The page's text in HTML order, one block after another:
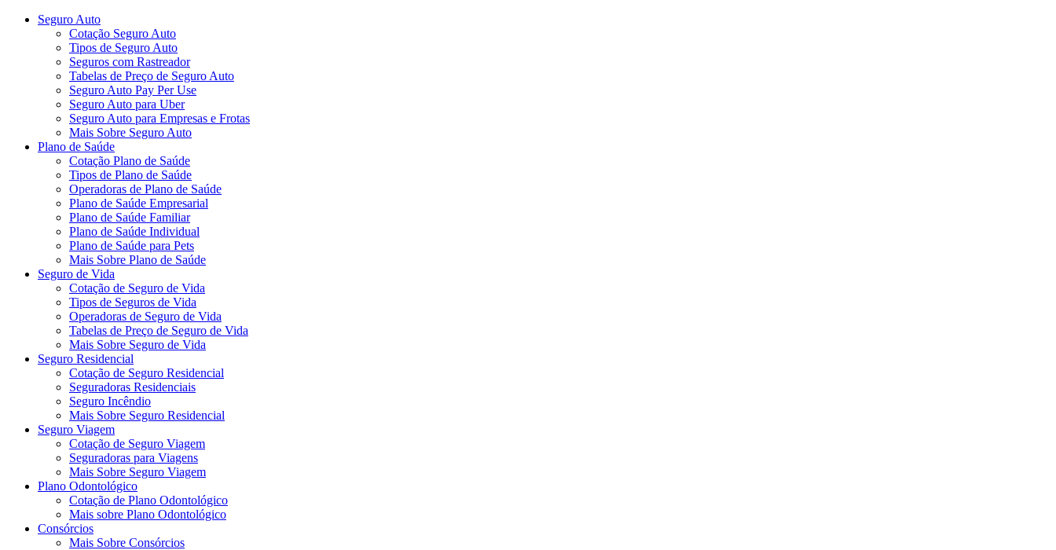
Seguro Auto
Cotação Seguro Auto
Tipos de Seguro Auto
Seguros com Rastreador
Tabelas de Preço de Seguro Auto
Seguro Auto Pay Per Use
Seguro Auto para Uber
Seguro Auto para Empresas e Frotas
Mais Sobre Seguro Auto
Plano de Saúde
Cotação Plano de Saúde
Tipos de Plano de Saúde
Operadoras de Plano de Saúde
Plano de Saúde Empresarial
Plano de Saúde Familiar
Plano de Saúde Individual
Plano de Saúde para Pets
Mais Sobre Plano de Saúde
Seguro de Vida
Cotação de Seguro de Vida
Tipos de Seguros de Vida
Operadoras de Seguro de Vida
Tabelas de Preço de Seguro de Vida
Mais Sobre Seguro de Vida
Seguro Residencial
Cotação de Seguro Residencial
Seguradoras Residenciais
Seguro Incêndio
Mais Sobre Seguro Residencial
Seguro Viagem
Cotação de Seguro Viagem
Seguradoras para Viagens
Mais Sobre Seguro Viagem
Plano Odontológico
Cotação de Plano Odontológico
Mais sobre Plano Odontológico
Consórcios
Mais Sobre Consórcios